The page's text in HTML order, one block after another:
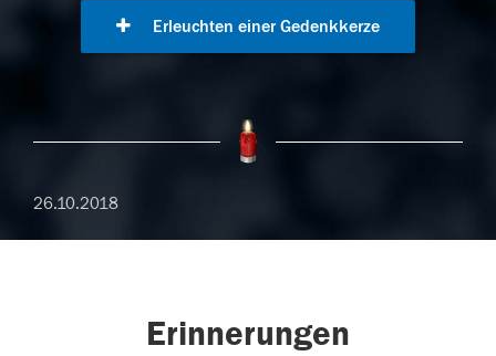
Erleuchten einer Gedenkkerze
26.10.2018
Erinnerungen